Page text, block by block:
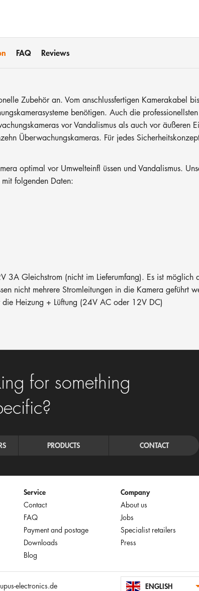
FAQ Reviews
Zubehör an. Vom anschlussfertigen Kamerakabel
benötigen. Auch die professionellsten
vor Vandalismus als auch vor äußeren
Überwachungskameras. Für jedes
optimal vor Umwelteinfl üssen und Vandalismus.
folgenden Daten:
Gleichstrom (nicht im Lieferumfang). Es ist möglich
nicht mehrere Stromleitungen in die Kamera geführt
Heizung + Lüftung (24V AC oder 12V DC)
for something
PRODUCTS CONTACT
Service
Contact
FAQ
Payment and postage
Downloads
Blog
Company
About us
Jobs
Specialist retailers
Press
electronics.de ENGLISH